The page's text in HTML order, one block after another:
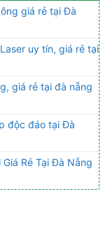
giá rẻ tại Đà
uy tín, giá rẻ tại
giá rẻ tại đà nẵng
độc đáo tại Đà
Rẻ Tại Đà Nẵng